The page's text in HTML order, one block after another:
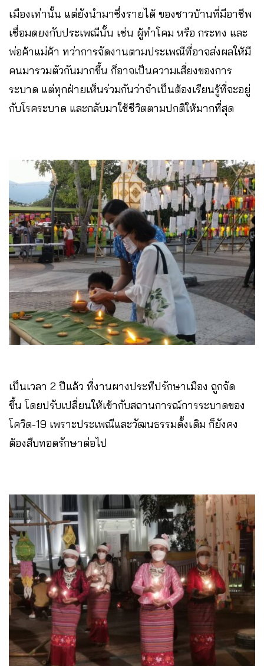
เมืองเท่านั้น แต่ยังนำมาซึ่งรายได้ ของชาวบ้านที่มีอาชีพ
เชื่อมดยงกับประเพณีนั้น เช่น ผู้ทำโคม หรือ กระทง และ
พ่อค้าแม่ค้า ทว่าการจัดงานตามประเพณีที่อาจส่งผลให้มี
คนมารวมตัวกันมากขึ้น ก็อาจเป็นความเสี่ยงของการ
ระบาด​ แต่ทุกฝ่ายเห็นร่วมกันว่าจำเป็นต้องเรียนรู้ที่จะอยู่
กับโรคระบาด และกลับมาใช้ชีวิตตามปกติให้มากที่สุด
เป็นเวลา 2 ปีแล้ว ที่งานผางประทีปรักษาเมือง ถูกจัด
ขึ้น โดยปรับเปลี่ยนให้เข้ากับสถานการณ์การระบาดของ
โควิด-19 เพราะประเพณีและวัฒนธรรมดั้งเดิม ก็ยังคง
ต้องสืบทอดรักษาต่อไป